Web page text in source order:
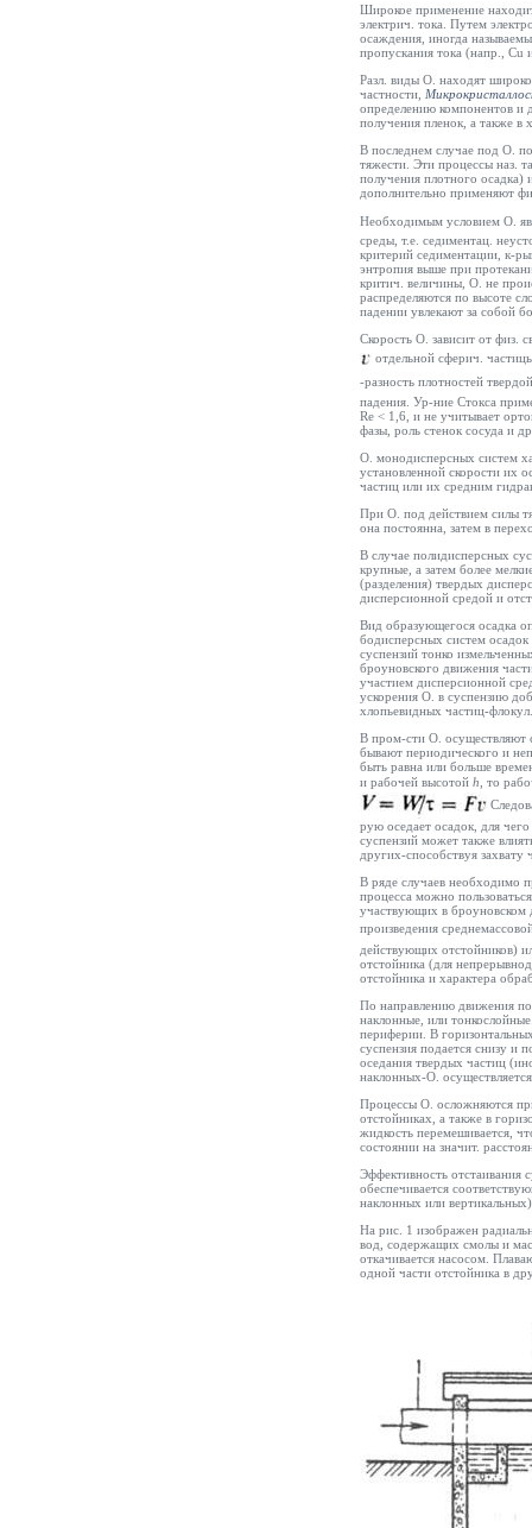
Широкое применение
электрич. тока. Путем
осаждения, иногда
пропускания тока (напр., Сu
Разл. виды О. находят
частности
определению компонентов и
получения пленок, а также в
В последнем случае под О.
тяжести. Эти процессы наз.
получения плотного осадка)
дополнительно применяют
Необходимым условием О.
среды, т.е. седиментац.
критерий седиментации, к-
энтропия выше при
критич. величины, О. не
распределяются по высоте
падении увлекают за собой
Скорость О. зависит от физ.
отдельной сферич.
-разность плотностей
падения. Ур-ние Стокса
Re < 1,6, и не учитывает
фазы, роль стенок сосуда и
О. монодисперсных систем
установленной скорости их
частиц или их средним
При О. под действием силы
она постоянна, затем в
В случае полидисперсных
крупные, а затем более
(разделения) твердых
дисперсионной средой и
Вид образующегося осадка
бодисперсных систем
суспензий тонко
броуновского движения
участием дисперсионной
ускорения О. в суспензию
хлопьевидных частиц-флокул.
В пром-сти О. осуществляют
бывают периодического и
быть равна или больше
и рабочей высотой h, то
рую оседает осадок, для
суспензий может также
других-способствуя
В ряде случаев необходимо
процесса можно
участвующих в броуновском
произведения
действующих отстойников)
отстойника (для
отстойника и характера
По направлению движения
наклонные, или
периферии. В
суспензия подается снизу и
оседания твердых частиц
наклонных-О.
Процессы О. осложняются
отстойниках, а также в
жидкость перемешивается,
состоянии на значит.
Эффективность отстаивания
обеспечивается
наклонных или
На рис. 1 изображен
вод, содержащих смолы и
откачивается насосом.
одной части отстойника в